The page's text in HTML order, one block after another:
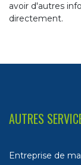
avoir d'autres
directement.
AUTRES
Entreprise de